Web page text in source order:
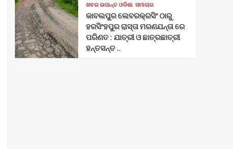
ଖବର ଉପାନ୍ତ ଓଡିଶା ସମାଚାର
କାବଲପୁର ଲେବରକ୍ରସିଂ ଠାରୁ
ହରସିଂହପୁର ରାସ୍ତା ମରଣଯନ୍ତା ରେ
ପରିଣତ : ଯାତ୍ରୀ ଓ ଛାତ୍ରଛାତ୍ରୀ
ହନ୍ତସନ୍ତ ..